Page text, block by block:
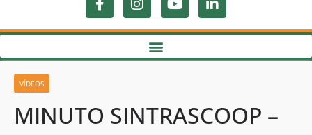
VÍDEOS
MINUTO SINTRASCOOP –